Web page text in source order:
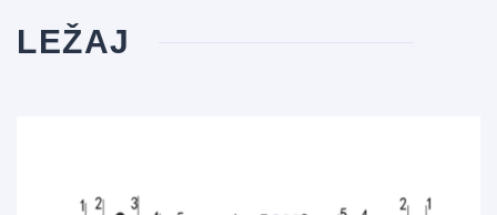
LEŽAJ